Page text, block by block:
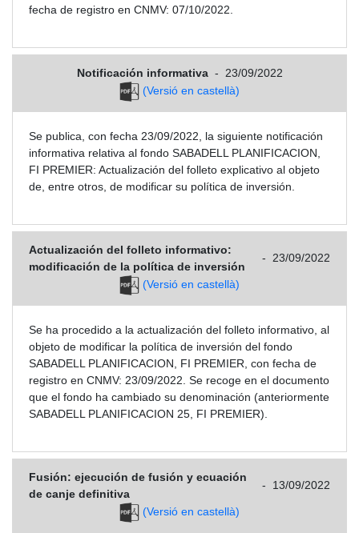
fecha de registro en CNMV: 07/10/2022.
Notificación informativa -
23/09/2022
(Versió en castellà)
Se publica, con fecha 23/09/2022, la siguiente notificación
informativa relativa al fondo SABADELL PLANIFICACION,
FI PREMIER: Actualización del folleto explicativo al objeto
de, entre otros, de modificar su política de inversión.
Actualización del folleto informativo:
modificación de la política de inversión
- 23/09/2022
(Versió en castellà)
Se ha procedido a la actualización del folleto informativo, al
objeto de modificar la política de inversión del fondo
SABADELL PLANIFICACION, FI PREMIER, con fecha de
registro en CNMV: 23/09/2022. Se recoge en el documento
que el fondo ha cambiado su denominación (anteriormente
SABADELL PLANIFICACION 25, FI PREMIER).
Fusión: ejecución de fusión y ecuación
de canje definitiva
- 13/09/2022
(Versió en castellà)